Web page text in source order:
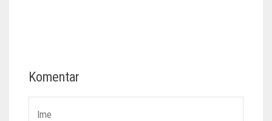
Komentar